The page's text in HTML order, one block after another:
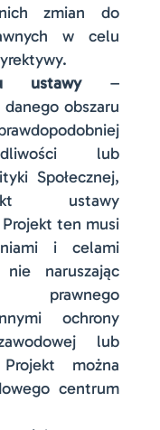
zmian do
w celu
ustawy–
obszaru
lub
Społecznej,
ustawy
ten musi
i celami
nie naruszając
prawnego
ochrony
lub
można
centrum